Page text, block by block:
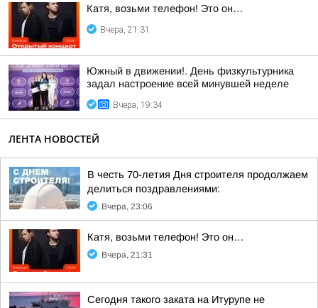
Катя, возьми телефон! Это он…
Вчера, 21:31
Южный в движении!. День физкультурника
задал настроение всей минувшей неделе
Вчера, 19:34
ЛЕНТА НОВОСТЕЙ
В честь 70-летия Дня строителя продолжаем
делиться поздравлениями:
Вчера, 23:06
Катя, возьми телефон! Это он…
Вчера, 21:31
Сегодня такого заката на Итурупе не